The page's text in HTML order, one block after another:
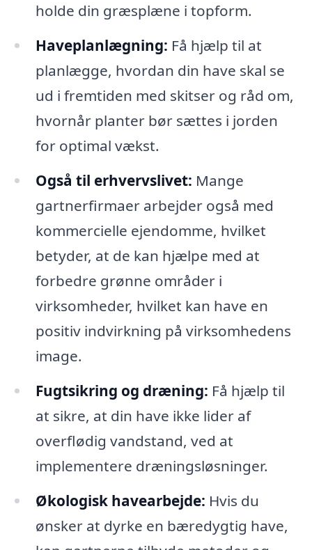
holde din græsplæne i topform.
Haveplanlægning: Få hjælp til at
planlægge, hvordan din have skal se
ud i fremtiden med skitser og råd om,
hvornår planter bør sættes i jorden
for optimal vækst.
Også til erhvervslivet: Mange
gartnerfirmaer arbejder også med
kommercielle ejendomme, hvilket
betyder, at de kan hjælpe med at
forbedre grønne områder i
virksomheder, hvilket kan have en
positiv indvirkning på virksomhedens
image.
Fugtsikring og dræning: Få hjælp til
at sikre, at din have ikke lider af
overflødig vandstand, ved at
implementere dræningsløsninger.
Økologisk havearbejde: Hvis du
ønsker at dyrke en bæredygtig have,